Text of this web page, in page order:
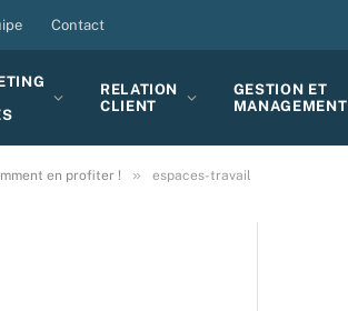
Contact
RELATION
CLIENT
GESTION ET
MANAGEMENT
en profiter ! » espaces-travail